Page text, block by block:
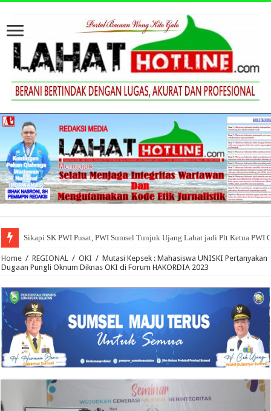
Sikapi SK PWI Pusat, PWI Sumsel Tunjuk Ujang Lahat jadi Plt Ketua PWI
Home / REGIONAL / OKI / Mutasi Kepsek : Mahasiswa UNISKI Pertanyakan
Dugaan Pungli Oknum Diknas OKI di Forum HAKORDIA 2023